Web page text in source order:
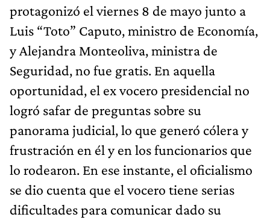
protagonizó el viernes 8 de mayo junto a
Luis “Toto” Caputo, ministro de Economía,
y Alejandra Monteoliva, ministra de
Seguridad, no fue gratis. En aquella
oportunidad, el ex vocero presidencial no
logró safar de preguntas sobre su
panorama judicial, lo que generó cólera y
frustración en él y en los funcionarios que
lo rodearon. En ese instante, el oficialismo
se dio cuenta que el vocero tiene serias
dificultades para comunicar dado su